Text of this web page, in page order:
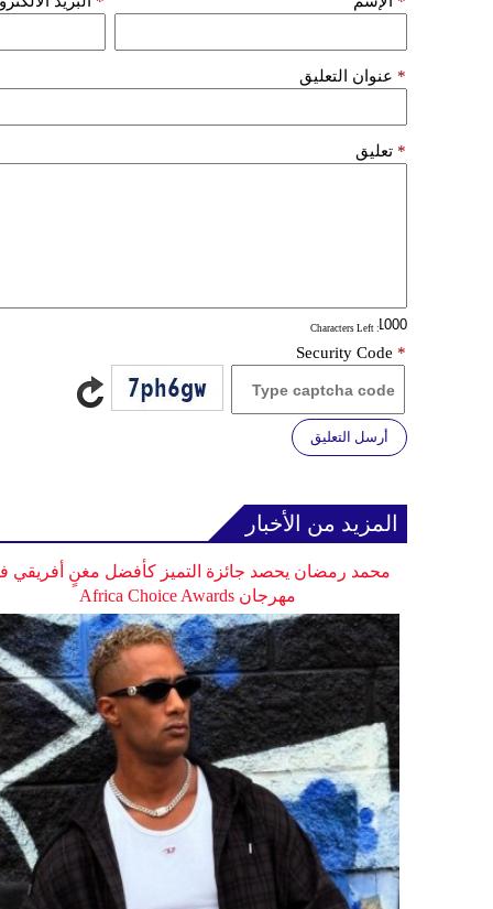
عنوان التعليق *
تعليق *
: Characters Left
Security Code *
أرسل التعليق
المزيد من الأخبار
محمد رمضان يحصد جائزة التميز كأفضل مغنٍ أفريقي
مهرجان Africa Choice Awards